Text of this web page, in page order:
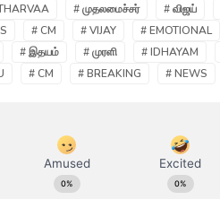
# முதலமைச்சர் # விஜய்
# CM # VIJAY # EMOTIONAL
# இதயம் # முரளி # IDHAYAM
# CM # BREAKING # NEWS